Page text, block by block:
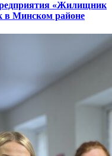
«Жилищник
в Минском районе